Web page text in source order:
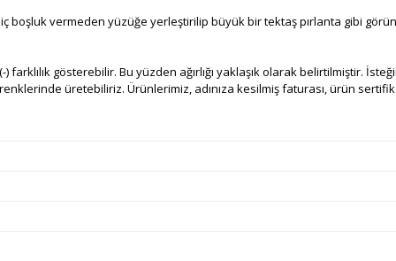
boşluk vermeden yüzüğe yerleştirilip büyük bir tektaş pırlanta gibi
) farklılık gösterebilir. Bu yüzden ağırlığı yaklaşık olarak belirtilmiştir.
üretebiliriz. Ürünlerimiz, adınıza kesilmiş faturası, ürün